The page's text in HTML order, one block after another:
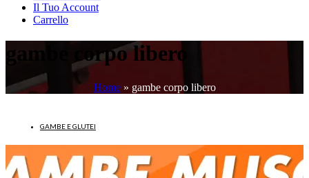
Il Tuo Account
Carrello
gambe corpo libero
Home» gambe corpo libero
GAMBE E GLUTEI